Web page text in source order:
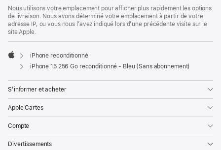
Nous utilisons votre emplacement pour afficher plus rapidement les options
de livraison. Nous avons déterminé votre emplacement à partir de votre
adresse IP, ou vous nous l’avez indiqué lors d’une précédente visite sur le
site Apple.
Apple
iPhone reconditionné
iPhone 15 256 Go reconditionné - Bleu (Sans abonnement)
S’informer et acheter
Apple Cartes
Compte
Divertissements